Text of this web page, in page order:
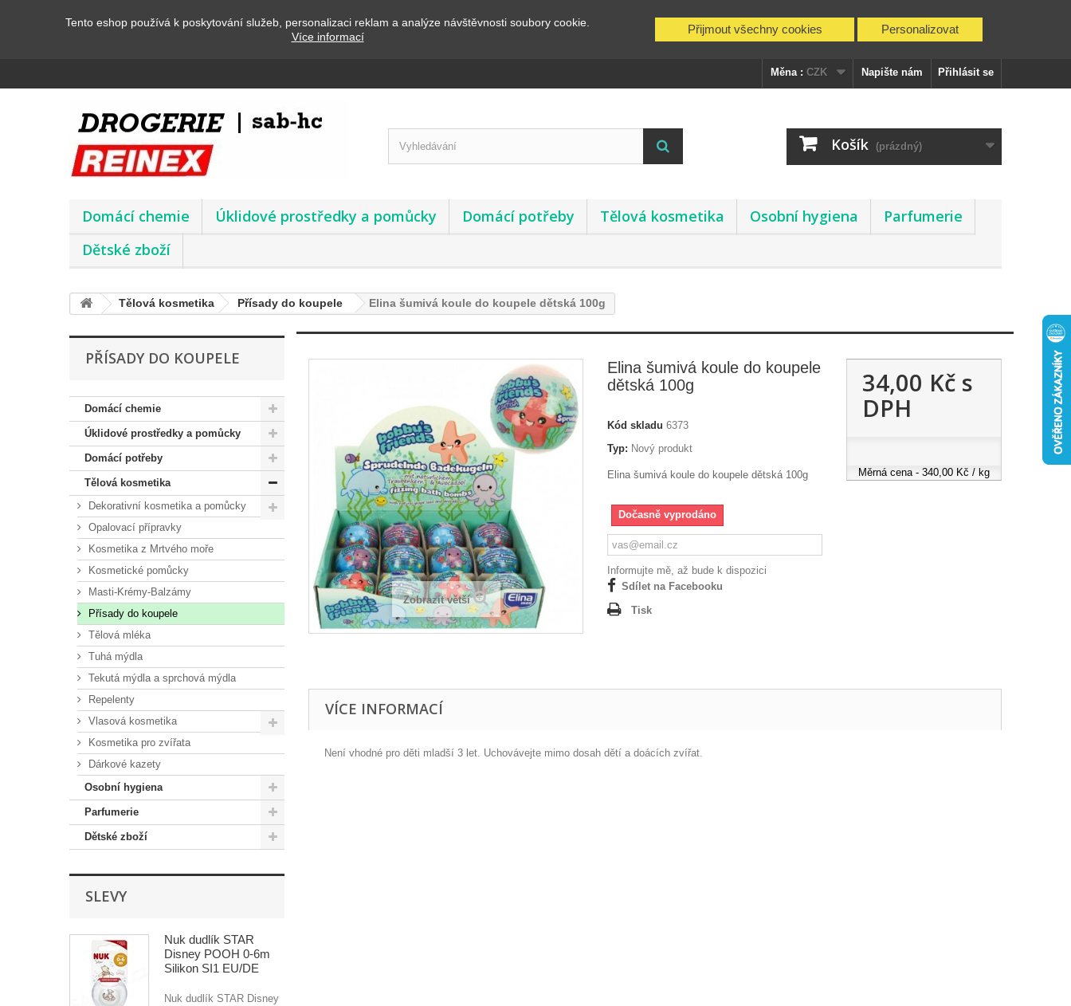
Tento eshop používá k poskytování služeb, personalizaci reklam a analýze návštěvnosti soubory cookie.
Více informací
Přijmout všechny cookies Personalizovat
Přihlásit se
Napište nám
Měna : CZK
Košík (prázdný)
Domácí chemie Úklidové prostředky a pomůcky Domácí potřeby Tělová kosmetika Osobní hygiena
Parfumerie
Dětské zboží
Tělová kosmetika Přísady do koupele Elina šumivá koule do koupele dětská 100g
PŘÍSADY DO KOUPELE
Domácí chemie
Úklidové prostředky a pomůcky
Domácí potřeby
Tělová kosmetika
Dekorativní kosmetika a pomůcky
Opalovací přípravky
Kosmetika z Mrtvého moře
Kosmetické pomůcky
Masti-Krémy-Balzámy
Přísady do koupele
Tělová mléka
Tuhá mýdla
Tekutá mýdla a sprchová mýdla
Repelenty
Vlasová kosmetika
Kosmetika pro zvířata
Dárkové kazety
Osobní hygiena
Parfumerie
Dětské zboží
SLEVY
Nuk dudlík STAR
Disney POOH 0-6m
Silikon SI1 EU/DE
Nuk dudlík STAR Disney
Zobrazit větší
Elina šumivá koule do koupele
dětská 100g
Kód skladu 6373
Typ: Nový produkt
Elina šumivá koule do koupele dětská 100g
Dočasně vyprodáno
Informujte mě, až bude k dispozici
Sdílet na Facebooku
Tisk
34,00 Kčs
DPH
Měrná cena - 340,00 Kč / kg
VÍCE INFORMACÍ
Není vhodné pro děti mladší 3 let. Uchovávejte mimo dosah dětí a doácích zvířat.